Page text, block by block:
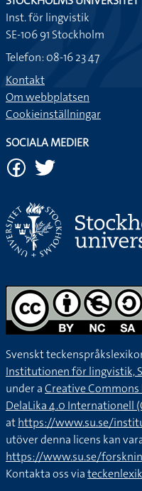
Inst. för lingvistik
SE-106 91 Stockholm
Telefon: 08-16 23 47
Kontakt
Om webbplatsen
Cookieinställningar
SOCIALA MEDIER
Svenskt
Institutionen för lingvistik,
under aCreative
DelaLika 4.0 Internationell
athttps://www.su.se/
utöver denna licens kan
https://www.su.se/
Kontakta oss via